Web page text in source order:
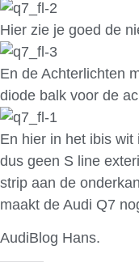
Hier zie je goed de
En de Achterlichten
diode balk voor de
En hier in het ibis
dus geen S line
strip aan de
maakt de Audi Q7
AudiBlog Hans.